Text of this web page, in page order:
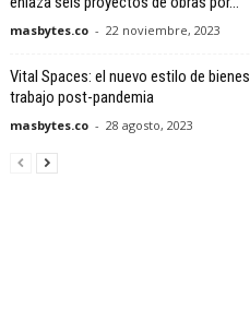
masbytes.co - 22 noviembre, 2023
Vital Spaces: el nuevo estilo de
trabajo post-pandemia
masbytes.co - 28 agosto, 2023